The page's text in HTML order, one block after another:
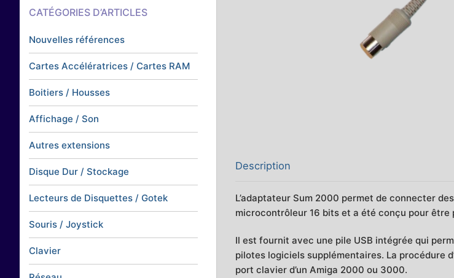
Description
L’adaptateur Sum 2000 permet de connecter
microcontrôleur 16 bits et a été conçu pour être
Il est fournit avec une pile USB intégrée qui
pilotes logiciels supplémentaires. La procédure
port clavier d’un Amiga 2000 ou 3000.
CATÉGORIES D’ARTICLES
Nouvelles références
Cartes Accélératrices / Cartes RAM
Boitiers / Housses
Affichage / Son
Autres extensions
Disque Dur / Stockage
Lecteurs de Disquettes / Gotek
Souris / Joystick
Clavier